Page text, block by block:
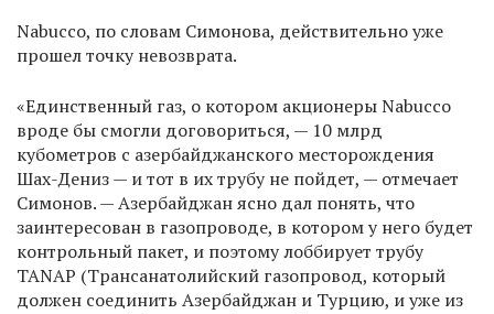
Nabucco, по словам Симонова, действительно уже
прошел точку невозврата.
«Единственный газ, о котором акционеры Nabucco
вроде бы смогли договориться, — 10 млрд
кубометров с азербайджанского месторождения
Шах-Дениз — и тот в их трубу не пойдет, — отмечает
Симонов. — Азербайджан ясно дал понять, что
заинтересован в газопроводе, в котором у него будет
контрольный пакет, и поэтому лоббирует трубу
TANAP (Трансанатолийский газопровод, который
должен соединить Азербайджан и Турцию, и уже из